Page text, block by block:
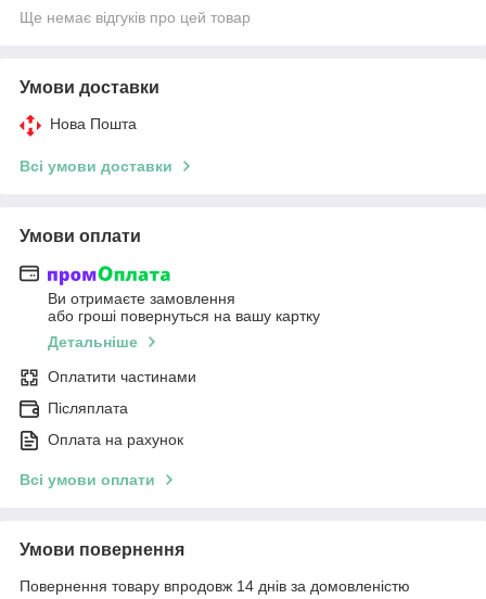
Ще немає відгуків про цей товар
Умови доставки
Нова Пошта
Всі умови доставки
Умови оплати
Ви отримаєте замовлення
або гроші повернуться на вашу картку
Детальніше
Оплатити частинами
Післяплата
Оплата на рахунок
Всі умови оплати
Умови повернення
Повернення товару впродовж 14 днів за домовленістю